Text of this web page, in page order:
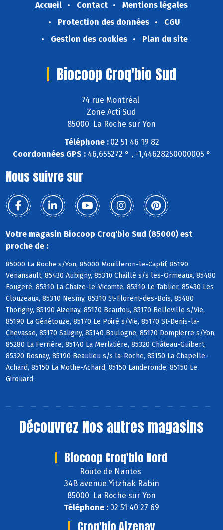
Accueil Contact
Mentions légales
Protection des données
CGU
Gestion des cookies
Plan du site
Biocoop Croq'bio Sud
74 rue Montréal
Zone Acti Sud
85000 La Roche sur Yon
Téléphone :02 51 46 19 82
Coordonnées GPS :46,655272 ° , -1,44628250000005 °
Nous suivre sur
Votre magasin Biocoop Croq'bio Sud (85000) est
proche de :
85000 La Roche s/Yon, 85000 Mouilleron-le-Captif, 85190
Venansault, 85430 Aubigny, 85310 Chaillé s/s les-Ormeaux, 85480
Fougeré, 85310 La Chaize-le-Vicomte, 85310 Le Tablier, 85430 Les
Clouzeaux, 85310 Nesmy, 85310 St-Florent-des-Bois, 85480
Thorigny, 85190 Aizenay, 85170 Beaufou, 85170 Belleville s/Vie,
85190 La Génétouze, 85170 Le Poiré s/Vie, 85170 St-Denis-la-
Chevasse, 85170 Saligny, 85140 Boulogne, 85170 Dompierre s/Yon,
85280 La Ferrière, 85140 La Merlatière, 85320 Château-Guibert,
85320 Rosnay, 85190 Beaulieu s/s la-Roche, 85150 La Chapelle-
Achard, 85150 La Mothe-Achard, 85150 Landeronde, 85150 Le
Girouard
Découvrez Nos autres magasins
Biocoop Croq'bio Nord
Route de Nantes
34B avenue Yitzhak Rabin
85000 La Roche sur Yon
Téléphone : 02 51 40 27 69
Croq'bio Aizenay